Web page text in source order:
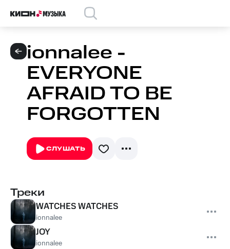
ionnalee -
EVERYONE
AFRAID TO BE
FORGOTTEN
СЛУШАТЬ
Треки
WATCHES WATCHES
ionnalee
JOY
ionnalee